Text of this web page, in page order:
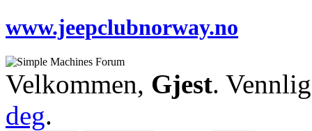
www.jeepclubnorway.no
Velkommen, Gjest.
deg.